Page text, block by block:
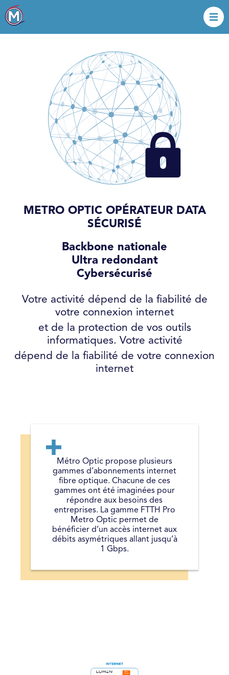
METRO OPTIC OPÉRATEUR DATA
SÉCURISÉ
Backbone nationale
Ultra redondant
Cybersécurisé
Votre activité dépend de la fiabilité de
votre connexion internet
et de la protection de vos outils
informatiques. Votre activité
dépend de la fiabilité de votre connexion
internet
Métro Optic propose plusieurs
gammes d’abonnements internet
fibre optique. Chacune de ces
gammes ont été imaginées pour
répondre aux besoins des
entreprises. La gamme FTTH Pro
Metro Optic permet de
bénéficier d’un accès internet aux
débits asymétriques allant jusqu’à
1 Gbps.